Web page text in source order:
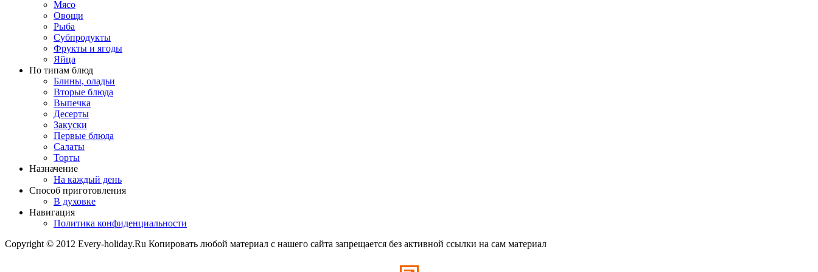
Мясо
Овощи
Рыба
Субпродукты
Фрукты и ягоды
Яйца
По типам блюд
Блины, оладьи
Вторые блюда
Выпечка
Десерты
Закуски
Первые блюда
Салаты
Торты
Назначение
На каждый день
Способ приготовления
В духовке
Навигация
Политика конфиденциальности
Copyright © 2012 Every-holiday.Ru Копировать любой материал с нашего сайта запрещается без активной ссылки на сам материал